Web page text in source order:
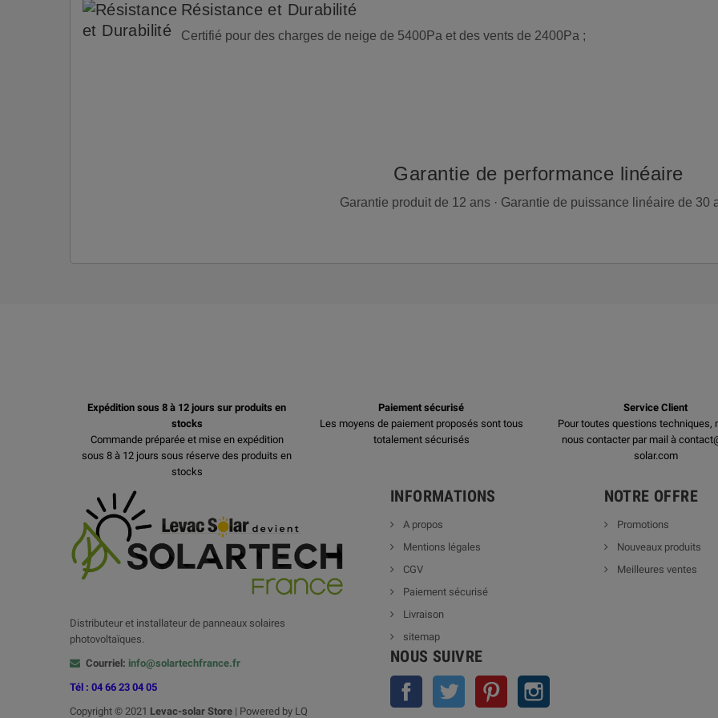
Résistance et Durabilité
Certifié pour des charges de neige de 5400Pa et des vents de 2400Pa ;
Garantie de performance linéaire
Garantie produit de 12 ans · Garantie de puissance linéaire de 30
Expédition sous 8 à 12 jours sur produits en
stocks
Commande préparée et mise en expédition
sous 8 à 12 jours sous réserve des produits en
stocks
Paiement sécurisé
Les moyens de paiement proposés sont tous
totalement sécurisés
Service Client
Pour toutes questions techniques,
nous contacter par mail à
solar.com
Distributeur et installateur de panneaux solaires
photovoltaïques.
Courriel: info@solartechfrance.fr
Tél : 04 66 23 04 05
Copyright © 2021 Levac-solar Store | Powered by LQ
INFORMATIONS
A propos
Mentions légales
CGV
Paiement sécurisé
Livraison
sitemap
NOTRE OFFRE
Promotions
Nouveaux produits
Meilleures ventes
NOUS SUIVRE
Facebook Twitter Pinterest